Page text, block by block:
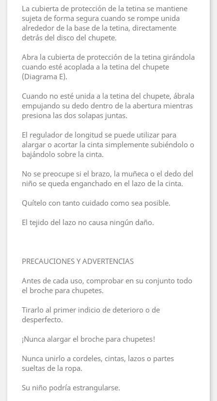
La cubierta de protección de la tetina se mantiene
sujeta de forma segura cuando se rompe unida
alrededor de la base de la tetina, directamente
detrás del disco del chupete.
Abra la cubierta de protección de la tetina girándola
cuando esté acoplada a la tetina del chupete
(Diagrama E).
Cuando no esté unida a la tetina del chupete, ábrala
empujando su dedo dentro de la abertura mientras
presiona las dos solapas juntas.
El regulador de longitud se puede utilizar para
alargar o acortar la cinta simplemente subiéndolo o
bajándolo sobre la cinta.
No se preocupe si el brazo, la muñeca o el dedo del
niño se queda enganchado en el lazo de la cinta.
Quítelo con tanto cuidado como sea posible.
El tejido del lazo no causa ningún daño.
PRECAUCIONES Y ADVERTENCIAS
Antes de cada uso, comprobar en su conjunto todo
el broche para chupetes.
Tirarlo al primer indicio de deterioro o de
desperfecto.
¡Nunca alargar el broche para chupetes!
Nunca unirlo a cordeles, cintas, lazos o partes
sueltas de la ropa.
Su niño podría estrangularse.